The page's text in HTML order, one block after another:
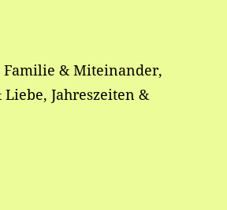
& Miteinander,
Jahreszeiten &